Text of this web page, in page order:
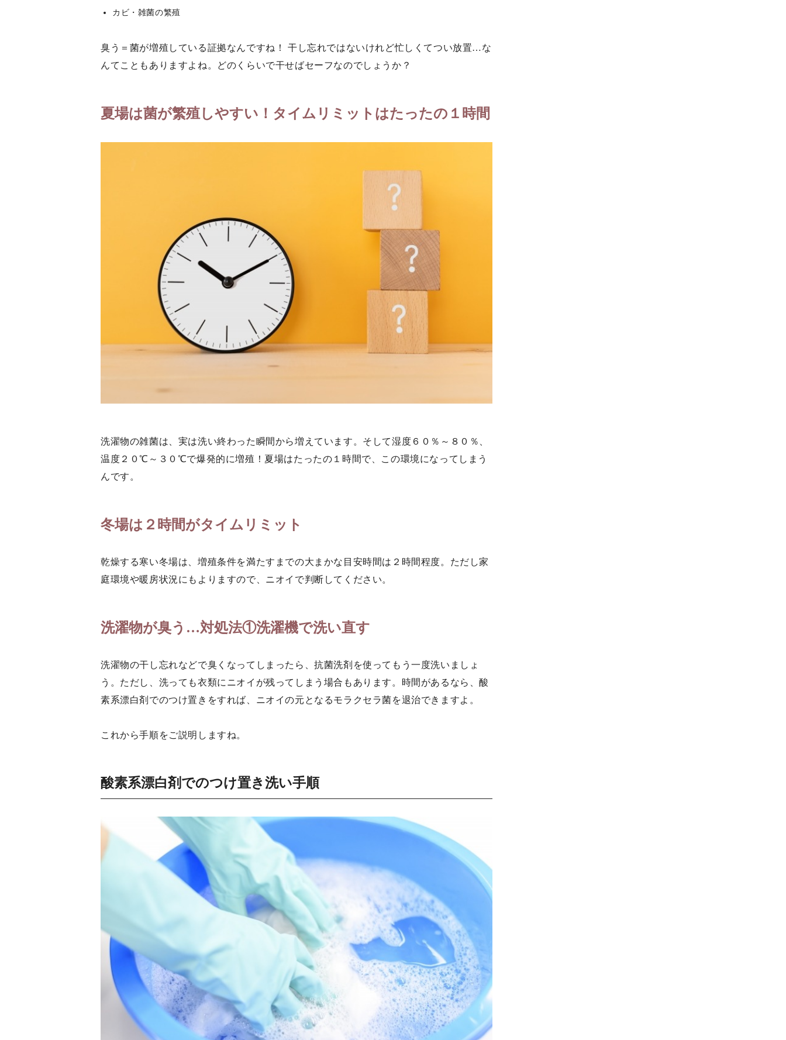
カビ・雑菌の繁殖
臭う＝菌が増殖している証拠なんですね！ 干し忘れではないけれど忙しくてつい放置…な
んてこともありますよね。どのくらいで干せばセーフなのでしょうか？
夏場は菌が繁殖しやすい！タイムリミットはたったの１時間
洗濯物の雑菌は、実は洗い終わった瞬間から増えています。そして湿度６０％～８０％、
温度２０℃～３０℃で爆発的に増殖！夏場はたったの１時間で、この環境になってしまう
んです。
冬場は２時間がタイムリミット
乾燥する寒い冬場は、増殖条件を満たすまでの大まかな目安時間は２時間程度。ただし家
庭環境や暖房状況にもよりますので、ニオイで判断してください。
洗濯物が臭う…対処法①洗濯機で洗い直す
洗濯物の干し忘れなどで臭くなってしまったら、抗菌洗剤を使ってもう一度洗いましょ
う。ただし、洗っても衣類にニオイが残ってしまう場合もあります。時間があるなら、酸
素系漂白剤でのつけ置きをすれば、ニオイの元となるモラクセラ菌を退治できますよ。
これから手順をご説明しますね。
酸素系漂白剤でのつけ置き洗い手順